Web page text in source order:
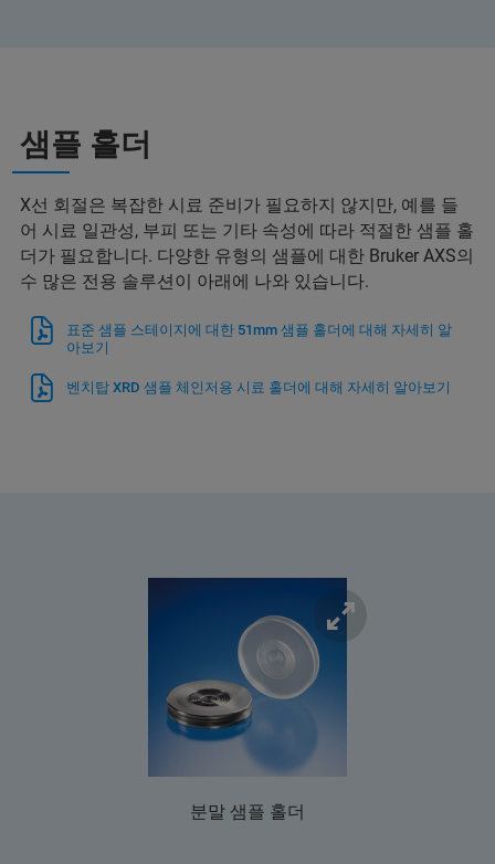
샘플 홀더
X선 회절은 복잡한 시료 준비가 필요하지 않지만, 예를 들
어 시료 일관성, 부피 또는 기타 속성에 따라 적절한 샘플 홀
더가 필요합니다. 다양한 유형의 샘플에 대한 Bruker AXS의
수 많은 전용 솔루션이 아래에 나와 있습니다.
표준 샘플 스테이지에 대한 51mm 샘플 홀더에 대해 자세히 알
아보기
벤치탑 XRD 샘플 체인저용 시료 홀더에 대해 자세히 알아보기
분말 샘플 홀더